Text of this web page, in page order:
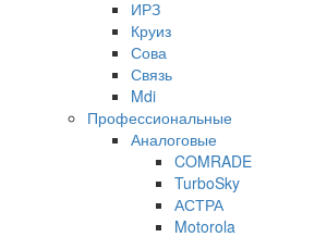
ИРЗ
Круиз
Сова
Связь
Mdi
Профессиональные
Аналоговые
COMRADE
TurboSky
АСТРА
Motorola